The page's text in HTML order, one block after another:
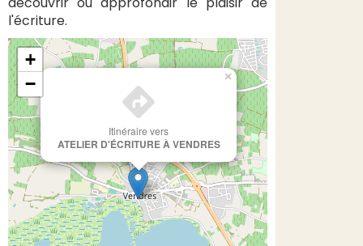
l'écriture.
Itinéraire vers
ATELIER D'ÉCRITURE À VENDRES
×
+
−